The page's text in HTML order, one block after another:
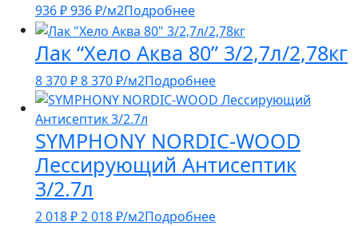
936₽936₽/м2Подробнее
Лак “Хело Аква 80” 3/2,7л/2,78кг
8 370₽8 370₽/м2Подробнее
SYMPHONY NORDIC-WOOD
Лессирующий Антисептик
3/2.7л
2 018₽2 018₽/м2Подробнее